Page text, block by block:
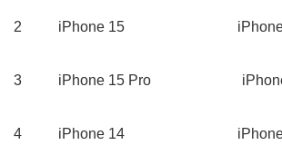
2 iPhone 15 iPhone 14
3 iPhone 15 Pro iPhone
4 iPhone 14 iPhone